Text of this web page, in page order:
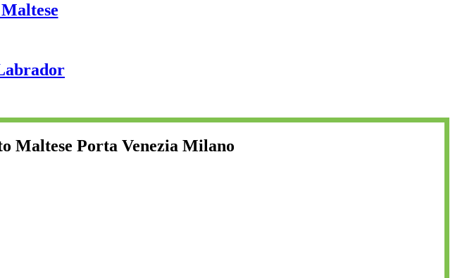
Maltese Porta Venezia Milano